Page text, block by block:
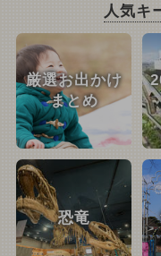
人気キ
厳選お出かけ
まとめ
恐竜